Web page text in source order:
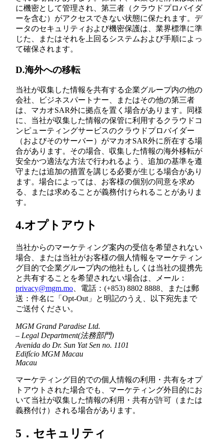
に機密として管理され、第三者（クラウドプロバイダ
ーを含む）がアクセスできない状態に保たれます。デ
ータのセキュリティおよび機密保護は、業界標準に準
じた、またはそれを上回るシステムおよび手順によっ
て確保されます。
D.海外への移転
当社が収集した情報を共有する企業グループ内の他の
会社、ビジネスパートナー、またはその他の第三者
は、マカオSAR外に拠点を置く場合があります。同様
に、当社が収集した情報の保管に利用するクラウドコ
ンピューティングサービスのクラウドプロバイダー
（およびそのサーバー）がマカオSAR外に所在する場
合があります。その場合、収集した情報の海外移転が
安全かつ適法な方法で行われるよう、追加の基準を遵
守または追加の措置を講じる必要が生じる場合があり
ます。場合によっては、お客様の個別の同意を求め
る、または求めることが義務付けられることがありま
す。
4.オプトアウト
当社からのマーケティング案内の受信を希望されない
場合、または当社がお客様の個人情報をマーケティン
グ目的で企業グループ内の他社もしくは当社の提携先
と共有することを希望されない場合は、メール：
privacy@mgm.mo 、電話：(+853) 8802 8888、または郵
送：件名に「Opt-Out」と明記のうえ、以下宛先まで
ご送付ください。
MGM Grand Paradise Ltd.
– Legal Department(法務部門)
Avenida do Dr. Sun Yat Sen no. 1101
Edifício MGM Macau
Macau
マーケティング目的での個人情報の利用・共有をオプ
トアウトされた場合でも、マーケティング外目的にお
いて当社が収集した情報の利用・共有が許可（または
義務付け）される場合があります。
5．セキュリティ